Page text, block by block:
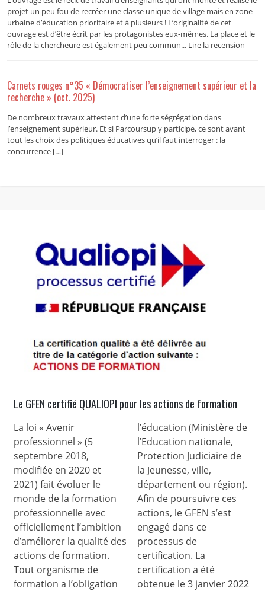
projet un peu fou de recréer une classe unique de village mais en zone
urbaine d’éducation prioritaire et à plusieurs ! L’originalité de cet
ouvrage est d’être écrit par les protagonistes eux-mêmes. La place et le
rôle de la chercheure est également peu commun... Lire la recension
Carnets rouges n°35 « Démocratiser l’enseignement supérieur et la
recherche » (oct. 2025)
De nombreux travaux attestent d’une forte ségrégation dans
l’enseignement supérieur. Et si Parcoursup y participe, ce sont avant
tout les choix des politiques éducatives qu’il faut interroger : la
concurrence […]
Le GFEN certifié QUALIOPI pour les actions de formation
La loi « Avenir
professionnel » (5
septembre 2018,
modifiée en 2020 et
2021) fait évoluer le
monde de la formation
professionnelle avec
officiellement l’ambition
d’améliorer la qualité des
actions de formation.
Tout organisme de
formation a l’obligation
l’éducation (Ministère de
l’Education nationale,
Protection Judiciaire de
la Jeunesse, ville,
département ou région).
Afin de poursuivre ces
actions, le GFEN s’est
engagé dans ce
processus de
certification. La
certification a été
obtenue le 3 janvier 2022